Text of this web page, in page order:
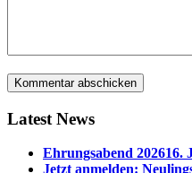
Latest News
Ehrungsabend 202616.
Jetzt anmelden: